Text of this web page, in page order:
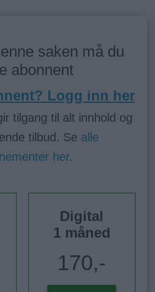
saken må du
abonnent
Logg inn her
tilgang til alt innhold og
tilbud. Se alle
her.
Digital
1 måned
170,-